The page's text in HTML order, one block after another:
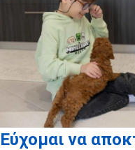
καθώς και το
προσωποποιημένων
Εύχομαι να